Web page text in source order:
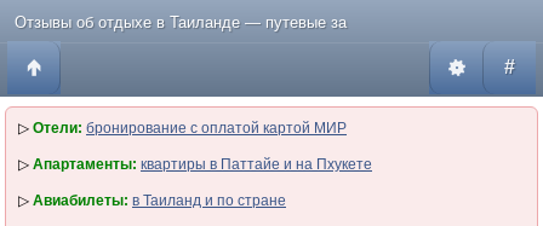
Отзывы об отдыхе в Таиланде — путевые за
#
▷ Отели: бронирование с оплатой картой МИР
▷ Апартаменты: квартиры в Паттайе и на Пхукете
▷ Авиабилеты: в Таиланд и по стране